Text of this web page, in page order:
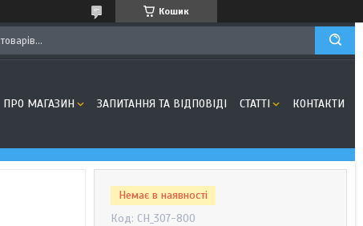
Кошик
ПРО МАГАЗИН ЗАПИТАННЯ ТА ВІДПОВІДІ СТАТТІ КОНТАКТИ
Немає в наявності
Код: CH_307-800